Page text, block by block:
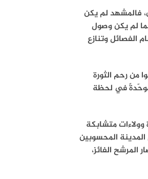
فالمشهد لم يكن
لم يكن وصول
الفصائل وتنازع
من رحم الثورة
في لحظة
متشابكة
المحسوبين
الفائز،